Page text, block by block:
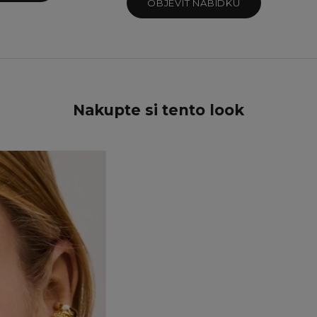
Teal Sparkle
OBJEVIT NABÍDKU
Nakupte si tento look